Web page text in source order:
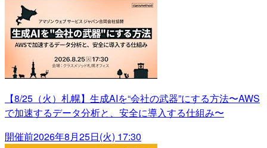
【8/25（火）札幌】生成AIを“会社の武器”にする方法〜AWS
で加速するデータ分析と、安全に導入する仕組み〜
開催前2026年8月25日(火) 17:30